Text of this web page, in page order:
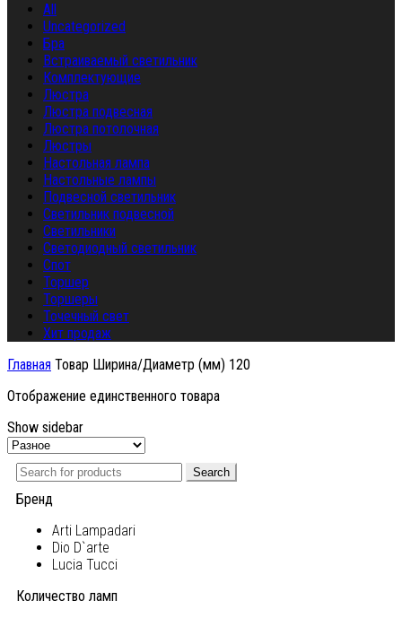
All
Uncategorized
Бра
Встраиваемый светильник
Комплектующие
Люстра
Люстра подвесная
Люстра потолочная
Люстры
Настольная лампа
Настольные лампы
Подвесной светильник
Светильник подвесной
Светильники
Светодиодный светильник
Спот
Торшер
Торшеры
Точечный свет
Хит продаж
Главная Товар Ширина/Диаметр (мм) 120
Отображение единственного товара
Show sidebar
Search
Бренд
Arti Lampadari
Dio D`arte
Lucia Tucci
Количество ламп